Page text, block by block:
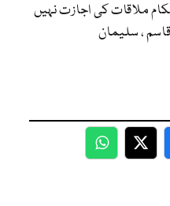
ملاقات کی اجازت نہیں
، سلیمان
WhatsApp